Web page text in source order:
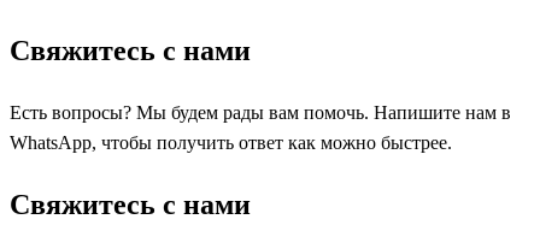
Свяжитесь с нами
Есть вопросы? Мы будем рады вам помочь. Напишите нам в
WhatsApp, чтобы получить ответ как можно быстрее.
Свяжитесь с нами